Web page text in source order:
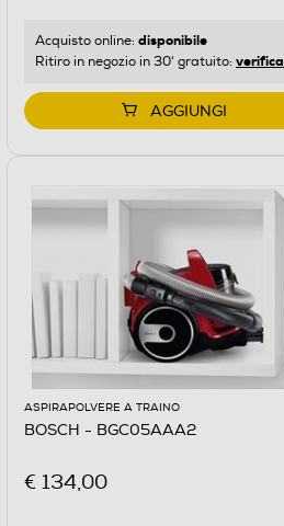
Acquisto online: disponibile
Ritiro in negozio in 30' gratuito: verifica
AGGIUNGI
ASPIRAPOLVERE A TRAINO
BOSCH - BGC05AAA2
€ 134,00